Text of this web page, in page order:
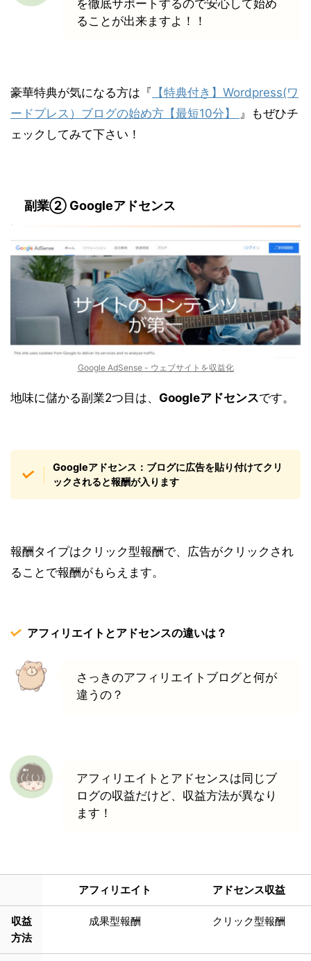
を徹底サポートするので安心して始め
ることが出来ますよ！！
豪華特典が気になる方は『 【特典付き】Wordpress(ワ
ードプレス）ブログの始め方【最短10分】 』もぜひチ
ェックしてみて下さい！
副業② Googleアドセンス
Google AdSense - ウェブサイトを収益化
地味に儲かる副業2つ目は、 Googleアドセンスです。
Googleアドセンス：ブログに広告を貼り付けてクリ
ックされると報酬が入ります
報酬タイプはクリック型報酬で、広告がクリックされ
ることで報酬がもらえます。
アフィリエイトとアドセンスの違いは？
さっきのアフィリエイトブログと何が
違うの？
アフィリエイトとアドセンスは同じブ
ログの収益だけど、収益方法が異なり
ます！
アフィリエイト アドセンス収益
収益
方法
成果型報酬 クリック型報酬